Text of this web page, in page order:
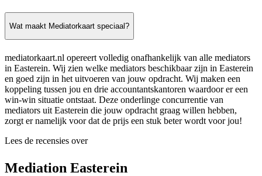
Wat maakt Mediatorkaart speciaal?
mediatorkaart.nl opereert volledig onafhankelijk van alle mediators
in Easterein. Wij zien welke mediators beschikbaar zijn in Easterein
en goed zijn in het uitvoeren van jouw opdracht. Wij maken een
koppeling tussen jou en drie accountantskantoren waardoor er een
win-win situatie ontstaat. Deze onderlinge concurrentie van
mediators uit Easterein die jouw opdracht graag willen hebben,
zorgt er namelijk voor dat de prijs een stuk beter wordt voor jou!
Lees de recensies over
Mediation Easterein